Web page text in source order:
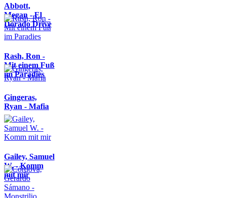
Abbott,
Megan - El
Dorado Drive
Rash, Ron -
Mit einem Fuß
im Paradies
Gingeras,
Ryan - Mafia
Gailey, Samuel
W. - Komm
mit mir